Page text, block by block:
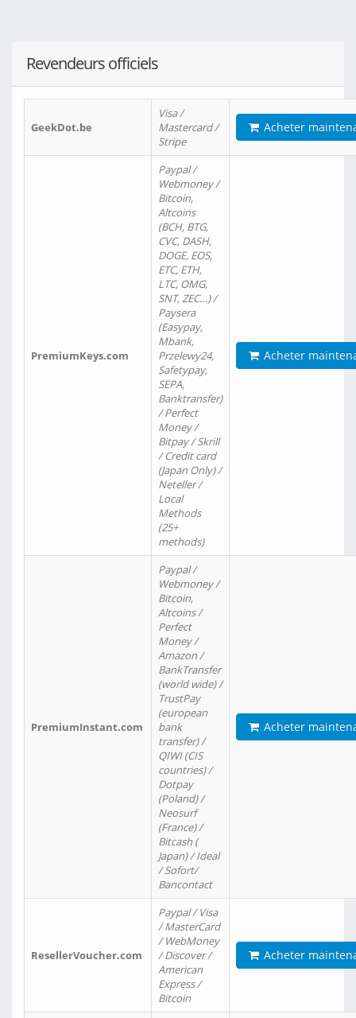
Revendeurs officiels
GeekDot.be
Visa /
Mastercard /
Stripe
Acheter
PremiumKeys.com
Paypal /
Webmoney /
Bitcoin,
Altcoins
(BCH, BTG,
CVC, DASH,
DOGE, EOS,
ETC, ETH,
LTC, OMG,
SNT, ZEC…) /
Paysera
(Easypay,
Mbank,
Przelewy24,
Safetypay,
SEPA,
Banktransfer)
/ Perfect
Money /
Bitpay / Skrill
/ Credit card
(Japan Only) /
Neteller /
Local
Methods
(25+
methods)
Acheter
PremiumInstant.com
Paypal /
Webmoney /
Bitcoin,
Altcoins /
Perfect
Money /
Amazon /
BankTransfer
(world wide) /
TrustPay
(european
bank
transfer) /
QIWI (CIS
countries) /
Dotpay
(Poland) /
Neosurf
(France) /
Bitcash (
Japan) / Ideal
/ Sofort/
Bancontact
Acheter
ResellerVoucher.com
Paypal / Visa
/ MasterCard
/ WebMoney
/ Discover /
American
Express /
Bitcoin
Acheter